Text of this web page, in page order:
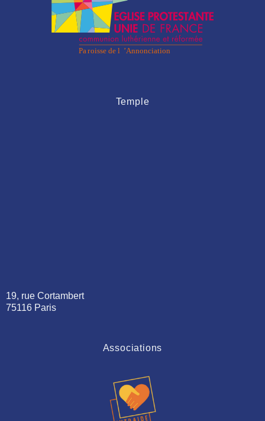
Temple
19, rue Cortambert
75116 Paris
Associations